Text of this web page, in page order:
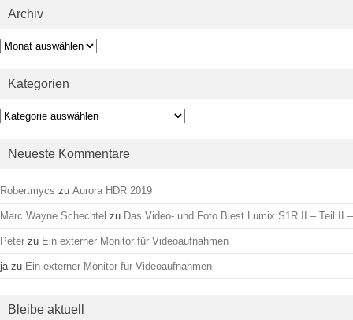
Archiv
Archiv
Kategorien
Kategorien
Neueste Kommentare
Robertmycs zu Aurora HDR 2019
Marc Wayne Schechtel zu Das Video- und Foto Biest Lumix S1R II – Teil II –
Peter zu Ein externer Monitor für Videoaufnahmen
ja zu Ein externer Monitor für Videoaufnahmen
Bleibe aktuell